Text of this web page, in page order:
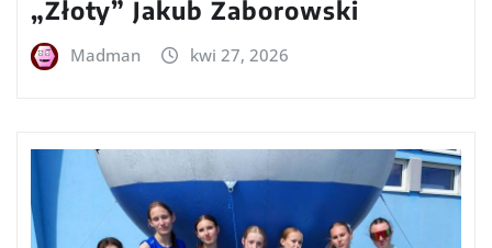
„Złoty” Jakub Zaborowski
Madman kwi 27, 2026